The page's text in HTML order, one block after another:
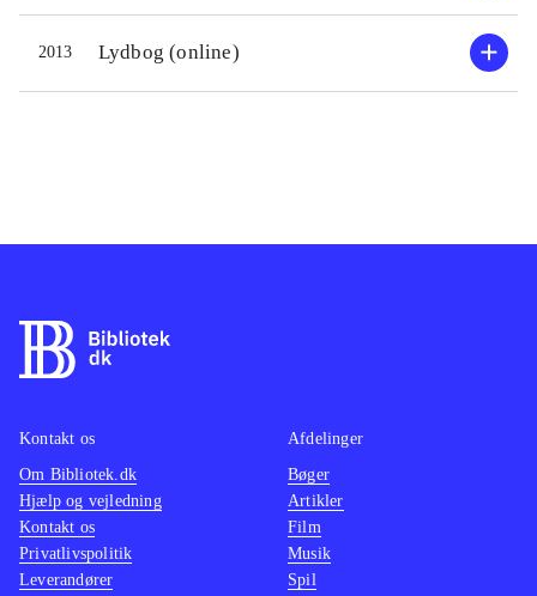
2013 Lydbog (online)
Kontakt os
Om Bibliotek.dk
Hjælp og vejledning
Kontakt os
Privatlivspolitik
Leverandører
Afdelinger
Bøger
Artikler
Film
Musik
Spil